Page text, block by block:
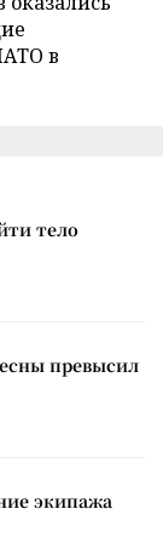
в
тело
превысил
экипажа